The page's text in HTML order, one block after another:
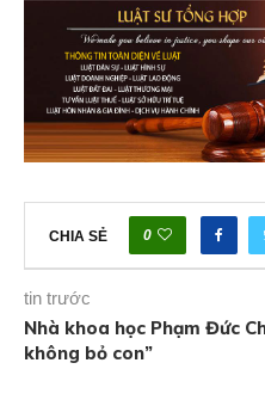
CHIA SẺ 0
tin trước
Nhà khoa học Phạm Đức
không bỏ con”